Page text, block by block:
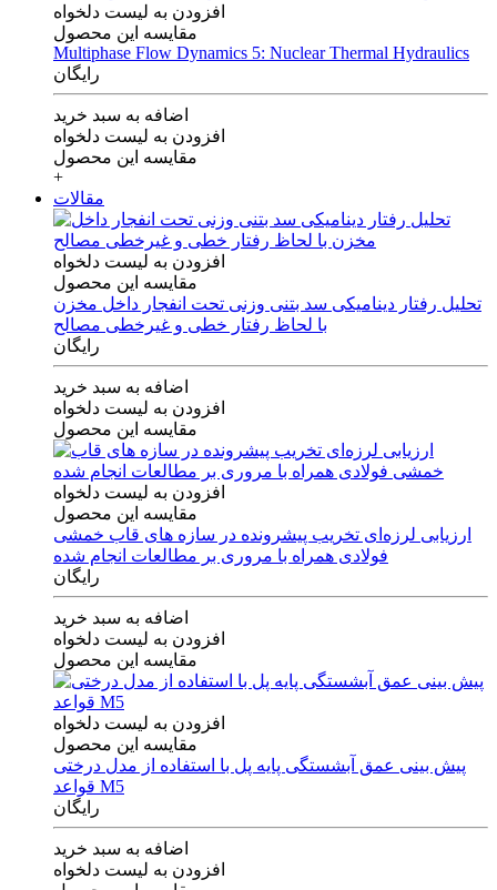
افزودن به لیست دلخواه
مقایسه این محصول
Multiphase Flow Dynamics 5: Nuclear Thermal Hydraulics
رایگان
اضافه به سبد خرید
افزودن به لیست دلخواه
مقایسه این محصول
+
مقالات
افزودن به لیست دلخواه
مقایسه این محصول
تحلیل رفتار دینامیکی سد بتنی وزنی تحت انفجار داخل مخزن
با لحاظ رفتار خطی و غیرخطی مصالح
رایگان
اضافه به سبد خرید
افزودن به لیست دلخواه
مقایسه این محصول
افزودن به لیست دلخواه
مقایسه این محصول
ارزیابی لرزه‌ای تخریب پیشرونده در سازه های قاب خمشی
فولادی همراه با مروری بر مطالعات انجام شده
رایگان
اضافه به سبد خرید
افزودن به لیست دلخواه
مقایسه این محصول
افزودن به لیست دلخواه
مقایسه این محصول
پیش بینی عمق آبشستگی پایه پل با استفاده از مدل درختی
قواعد M5
رایگان
اضافه به سبد خرید
افزودن به لیست دلخواه